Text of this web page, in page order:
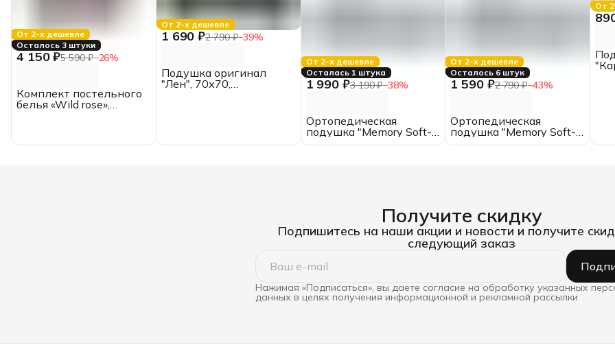
От 2-х дешевле
Осталось 3 штуки
4 150 ₽5 590 ₽−26%
Комплект постельного
белья «Wild rose»,
От 2-х дешевле
1 690 ₽2 790 ₽−39%
Подушка оригинал
"Лен", 70х70,
От 2-х дешевле
Осталась 1 штука
1 990 ₽3 190 ₽−38%
Ортопедическая
подушка "Memory Soft-
M", ИвШвейСтандарт
От 2-х дешевле
Осталось 6 штук
1 590 ₽2 790 ₽−43%
Ортопедическая
подушка "Memory Soft-
S", ИвШвейСтандарт
От
Получите скидку
Подпишитесь на наши акции и новости и получите
следующий заказ
Нажимая «Подписаться», вы даете согласие на обработку указанных
данных в целях получения информационной и рекламной рассылки